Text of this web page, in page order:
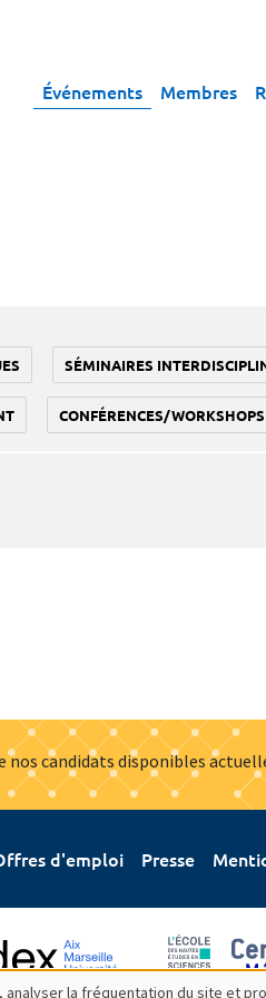
Événements Membres
SÉMINAIRES
CONFÉRENCES/WORKSHOPS
nos candidats disponibles
d'emploi Presse
la fréquentation du site et